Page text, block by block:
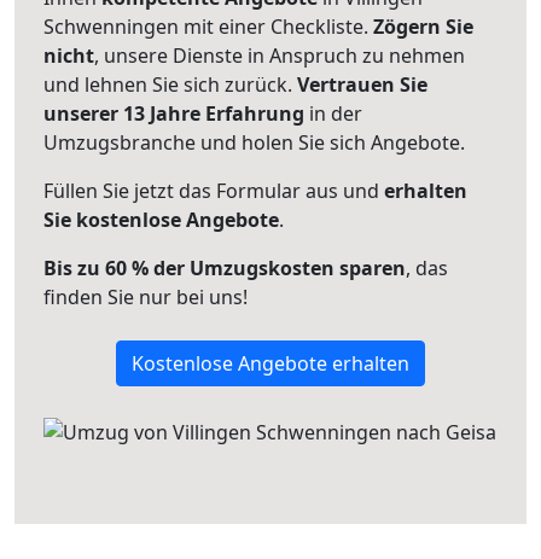
Schwenningen mit einer Checkliste. Zögern Sie
nicht, unsere Dienste in Anspruch zu nehmen
und lehnen Sie sich zurück. Vertrauen Sie
unserer 13 Jahre Erfahrung in der
Umzugsbranche und holen Sie sich Angebote.
Füllen Sie jetzt das Formular aus und erhalten
Sie kostenlose Angebote.
Bis zu 60 % der Umzugskosten sparen, das
finden Sie nur bei uns!
Kostenlose Angebote erhalten